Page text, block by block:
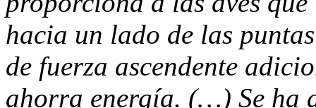
hacia un lado de las
de fuerza ascendente
ahorra energía. (…) Se ha